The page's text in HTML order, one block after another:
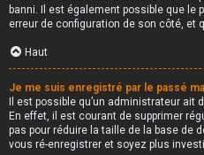
banni. Il est également possible que le
erreur de configuration de son côté, et
Haut
Je me suis enregistré par le passé
Il est possible qu’un administrateur
En effet, il est courant de supprimer
pas pour réduire la taille de la base de
vous ré-enregistrer et soyez plus